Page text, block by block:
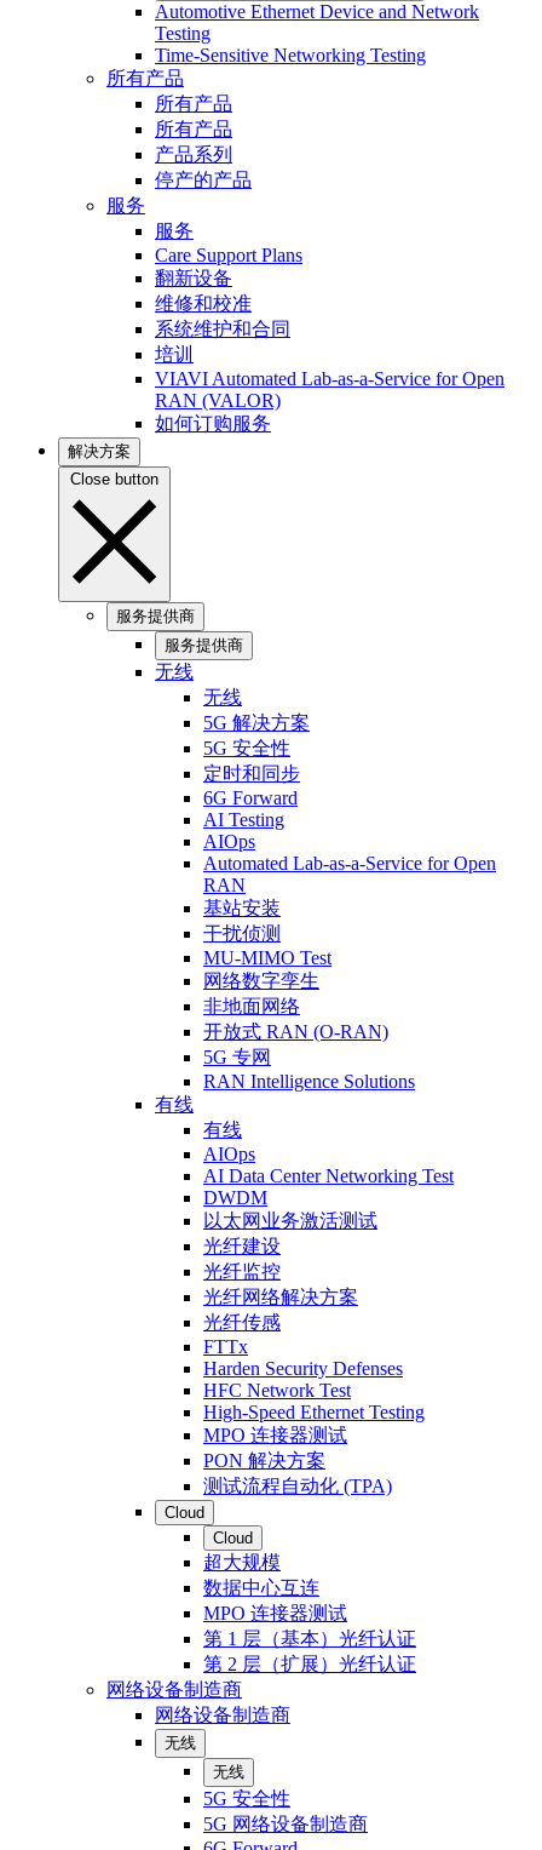
Automotive Ethernet Device and Network
Testing
Time-Sensitive Networking Testing
所有产品
所有产品
所有产品
产品系列
停产的产品
服务
服务
Care Support Plans
翻新设备
维修和校准
系统维护和合同
培训
VIAVI Automated Lab-as-a-Service for Open
RAN (VALOR)
如何订购服务
解决方案
Close button
服务提供商
服务提供商
无线
无线
5G 解决方案
5G 安全性
定时和同步
6G Forward
AI Testing
AIOps
Automated Lab-as-a-Service for Open
RAN
基站安装
干扰侦测
MU-MIMO Test
网络数字孪生
非地面网络
开放式 RAN (O-RAN)
5G 专网
RAN Intelligence Solutions
有线
有线
AIOps
AI Data Center Networking Test
DWDM
以太网业务激活测试
光纤建设
光纤监控
光纤网络解决方案
光纤传感
FTTx
Harden Security Defenses
HFC Network Test
High-Speed Ethernet Testing
MPO 连接器测试
PON 解决方案
测试流程自动化 (TPA)
Cloud
Cloud
超大规模
数据中心互连
MPO 连接器测试
第 1 层（基本）光纤认证
第 2 层（扩展）光纤认证
网络设备制造商
网络设备制造商
无线
无线
5G 安全性
5G 网络设备制造商